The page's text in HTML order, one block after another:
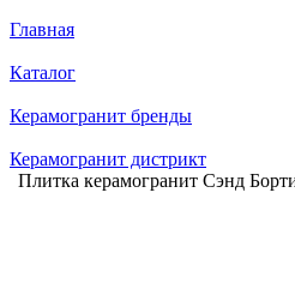
Главная
Каталог
Керамогранит бренды
Керамогранит дистрикт
Плитка керамогранит Сэнд